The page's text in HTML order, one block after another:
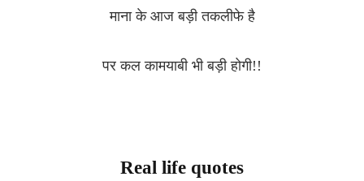
माना के आज बड़ी तकलीफे है
पर कल कामयाबी भी बड़ी होगी!!
Real life quotes